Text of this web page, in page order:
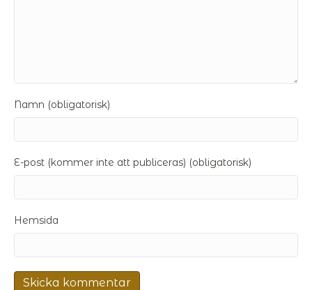
Namn (obligatorisk)
E-post (kommer inte att publiceras) (obligatorisk)
Hemsida